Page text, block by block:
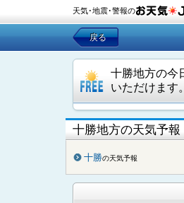
天気･地震･警報の
戻る
十勝地方の今
いただけます。
十勝地方の天気予報
十勝の天気予報